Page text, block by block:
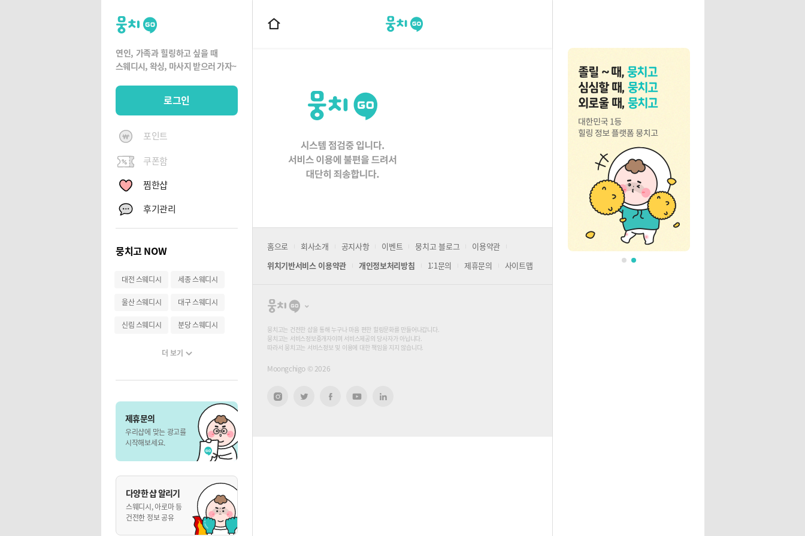
뭉
치
고
연인, 가족과 힐링하고 싶을 때
스웨디시, 왁싱, 마사지 받으러 가자~
로그인
포인트
쿠폰함
찜한샵
후기관리
뭉치고 NOW
대전 스웨디시 세종 스웨디시
울산 스웨디시 대구 스웨디시
신림 스웨디시 분당 스웨디시
더 보기
제휴문의
우리샵에 맞는 광고를
시작해보세요.
다양한 샵 알리기
스웨디시, 아로마 등
건전한 정보 공유
뭉치고
홈
홈으로 회사소개 공지사항 이벤트 뭉치고 블로그
이용약관
위치기반서비스 이용약관
개인정보처리방침 1:1문의 제휴문의 사이트맵
뭉
고
뭉치고는 건전한 샵을 통해 누구나 마음 편한 힐링문화를 만들어나갑니다.
뭉치고는 서비스정보중개자이며 서비스제공의 당사자가 아닙니다.
따라서 뭉치고는 서비스정보 및 이용에 대한 책임을 지지 않습니다.
Moongchigo © 2026